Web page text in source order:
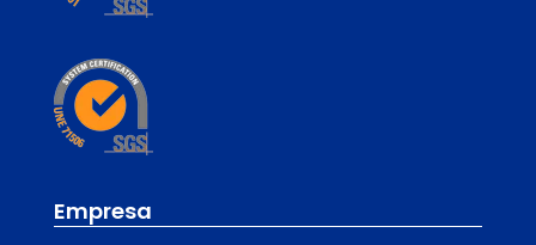
Empresa